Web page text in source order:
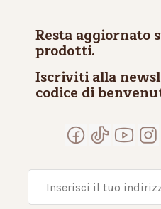
Resta aggiornato
prodotti.
Iscriviti alla
codice di